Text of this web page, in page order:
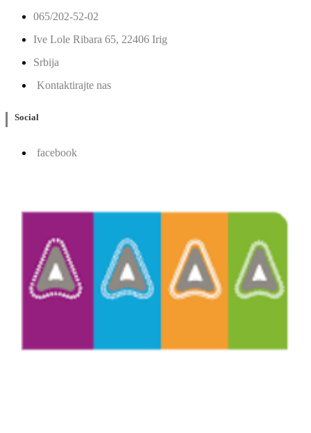
065/202-52-02
Ive Lole Ribara 65, 22406 Irig
Srbija
Kontaktirajte nas
Social
facebook